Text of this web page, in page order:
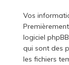
Vos
logiciel
qui sont des
les fichiers